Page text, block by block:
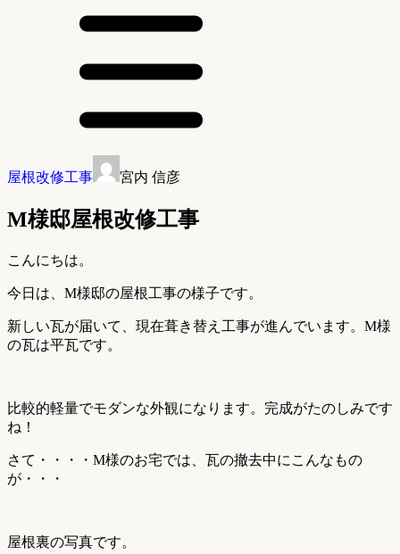
屋根改修工事 宮内 信彦
M様邸屋根改修工事
こんにちは。
今日は、M様邸の屋根工事の様子です。
新しい瓦が届いて、現在葺き替え工事が進んでいます。M様
の瓦は平瓦です。
比較的軽量でモダンな外観になります。完成がたのしみです
ね！
さて・・・・M様のお宅では、瓦の撤去中にこんなもの
が・・・
屋根裏の写真です。